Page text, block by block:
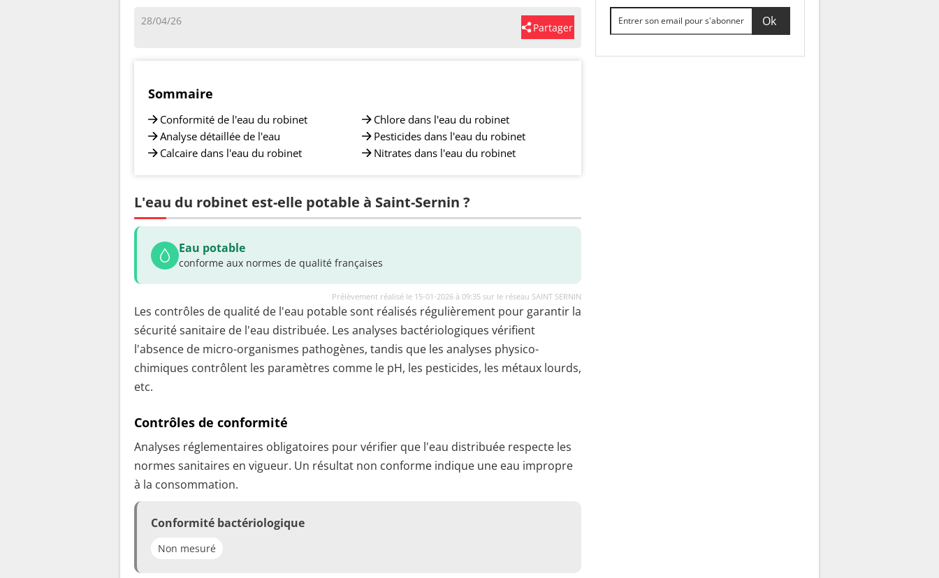
28/04/26
Partager
Sommaire
Conformité de l'eau du robinet
Analyse détaillée de l'eau
Calcaire dans l'eau du robinet
Chlore dans l'eau du robinet
Pesticides dans l'eau du robinet
Nitrates dans l'eau du robinet
L'eau du robinet est-elle potable à Saint-Sernin ?
Eau potable
conforme aux normes de qualité françaises
Prélèvement réalisé le 15-01-2026 à 09:35 sur le réseau SAINT SERNIN
Les contrôles de qualité de l'eau potable sont réalisés régulièrement pour garantir la
sécurité sanitaire de l'eau distribuée. Les analyses bactériologiques vérifient
l'absence de micro-organismes pathogènes, tandis que les analyses physico-
chimiques contrôlent les paramètres comme le pH, les pesticides, les métaux lourds,
etc.
Contrôles de conformité
Analyses réglementaires obligatoires pour vérifier que l'eau distribuée respecte les
normes sanitaires en vigueur. Un résultat non conforme indique une eau impropre
à la consommation.
Conformité bactériologique
Non mesuré